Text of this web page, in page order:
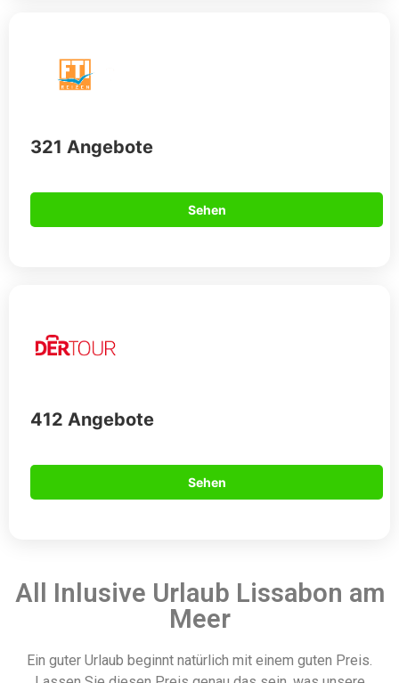
321 Angebote
Sehen
412 Angebote
Sehen
All Inlusive Urlaub Lissabon am
Meer
Ein guter Urlaub beginnt natürlich mit einem guten Preis.